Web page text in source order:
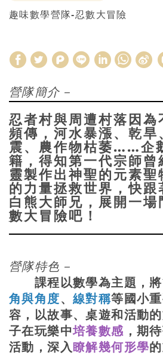
趣味數學營隊-忍數大冒險
W
t
s
A
p
p
a
e
i
b
o
營隊簡介－
忍者村與周遭村落因為
頻傳，河水暴漲、乾旱
震、農作物枯萎……企
籍，得知第一代宗師曾
靈製作出神聖的元素聖
的力量拯救世界，快跟
白熊大師兄，展開一場
數大冒險吧！
營隊特色－
課程以數學為主題，將
角與角度、線對稱等國小
容，以故事、桌遊和活動
子在玩樂中培養數感 ，期
活動，深入 瞭解幾何形學